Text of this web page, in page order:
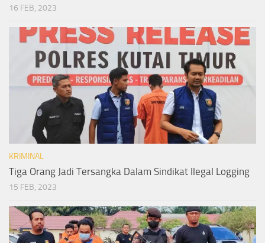
16 FEB, 2023
KRIMINAL
Tiga Orang Jadi Tersangka Dalam Sindikat Ilegal Logging
15 FEB, 2023